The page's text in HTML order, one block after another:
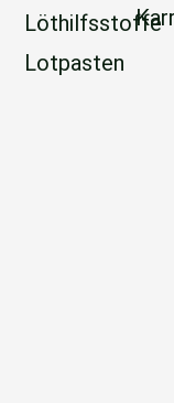
Löthilfsstoffe
Lotpasten